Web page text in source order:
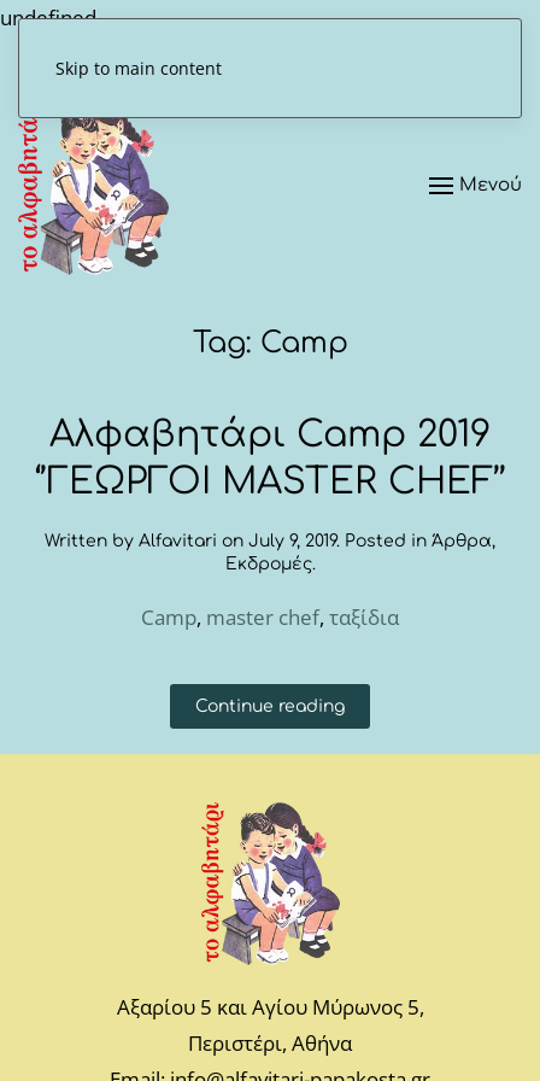
undefined
Skip to main content
Μενού
Tag: Camp
Αλφαβητάρι Camp 2019
‘’ΓΕΩΡΓΟΙ MASTER CHEF’’
Written by Alfavitari on July 9, 2019. Posted in Άρθρα,
Εκδρομές.
Camp, master chef, ταξίδια
Continue reading
Αξαρίου 5 και Αγίου Μύρωνος 5,
Περιστέρι, Αθήνα